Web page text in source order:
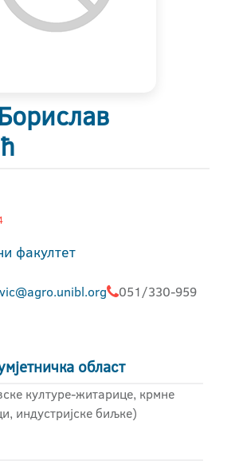
факултет
051/330-959
област
културе-житарице, крмне
индустријске биљке)